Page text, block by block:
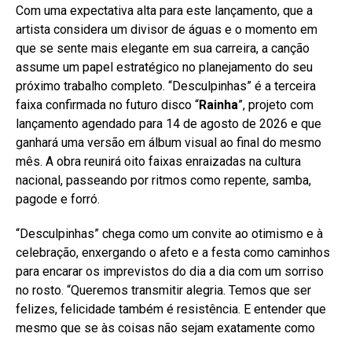
Com uma expectativa alta para este lançamento, que a
artista considera um divisor de águas e o momento em
que se sente mais elegante em sua carreira, a canção
assume um papel estratégico no planejamento do seu
próximo trabalho completo. “Desculpinhas” é a terceira
faixa confirmada no futuro disco “Rainha”, projeto com
lançamento agendado para 14 de agosto de 2026 e que
ganhará uma versão em álbum visual ao final do mesmo
mês. A obra reunirá oito faixas enraizadas na cultura
nacional, passeando por ritmos como repente, samba,
pagode e forró.
“Desculpinhas” chega como um convite ao otimismo e à
celebração, enxergando o afeto e a festa como caminhos
para encarar os imprevistos do dia a dia com um sorriso
no rosto. “Queremos transmitir alegria. Temos que ser
felizes, felicidade também é resistência. E entender que
mesmo que se às coisas não sejam exatamente como